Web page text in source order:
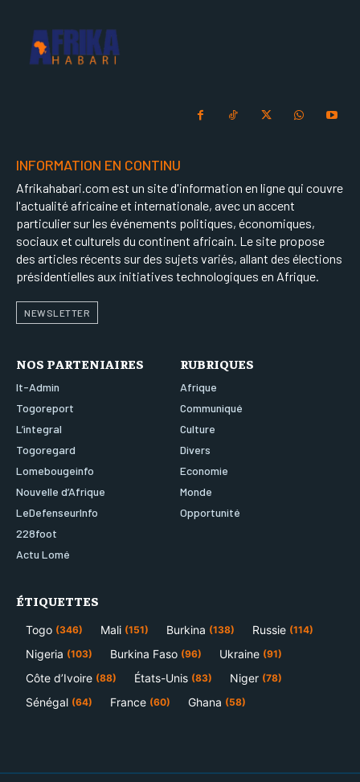
INFORMATION EN CONTINU
Afrikahabari.com est un site d'information en ligne qui couvre
l'actualité africaine et internationale, avec un accent
particulier sur les événements politiques, économiques,
sociaux et culturels du continent africain. Le site propose
des articles récents sur des sujets variés, allant des élections
présidentielles aux initiatives technologiques en Afrique.
NEWSLETTER
NOS PARTENIAIRES
It-Admin
Togoreport
L’integral
Togoregard
Lomebougeinfo
Nouvelle d’Afrique
LeDefenseurInfo
228foot
Actu Lomé
RUBRIQUES
Afrique
Communiqué
Culture
Divers
Economie
Monde
Opportunité
ÉTIQUETTES
Togo (346) Mali (151) Burkina (138) Russie (114)
Nigeria (103) Burkina Faso (96) Ukraine (91)
Côte d’Ivoire (88) États-Unis (83) Niger (78)
Sénégal (64) France (60) Ghana (58)